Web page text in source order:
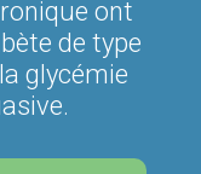
ont
de type
glycémie